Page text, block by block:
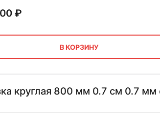
₽
В КОРЗИНУ
круглая 800 мм 0.7 см 0.7 мм